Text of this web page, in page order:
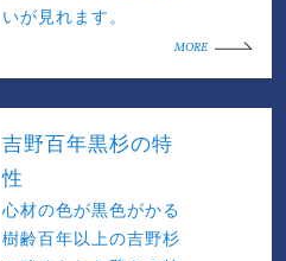
いが見れます。
MORE
吉野百年黒杉の特
性
心材の色が黒色がかる
樹齢百年以上の吉野杉